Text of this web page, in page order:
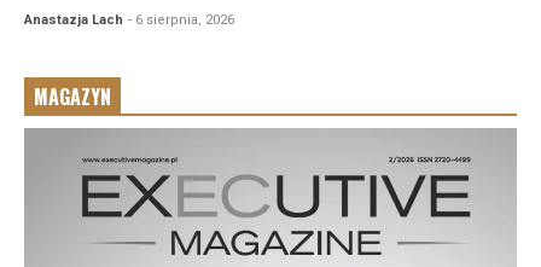
Anastazja Lach - 6 sierpnia, 2026
MAGAZYN